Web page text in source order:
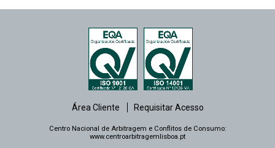
Área Cliente Requisitar Acesso
Centro Nacional de Arbitragem e Conflitos de Consumo:
www.centroarbitragemlisboa.pt